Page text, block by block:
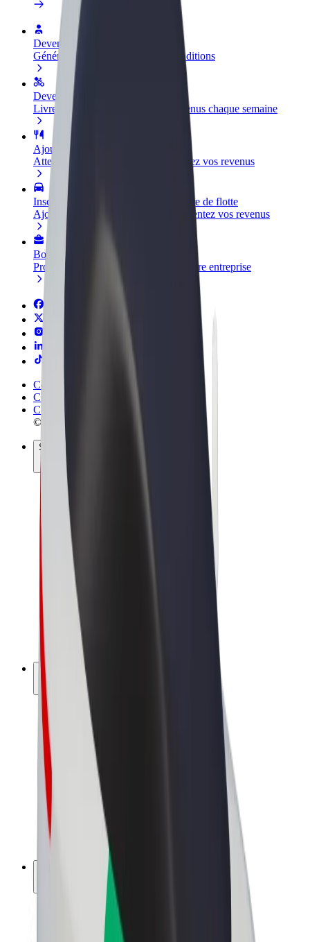
Devenir partenaire chauffeur
Générez des revenus selon vos conditions
Devenir livreur
Livrez des repas et générez des revenus chaque semaine
Ajouter un restaurant ou un magasin
Atteignez plus de clients et augmentez vos revenus
Inscrivez-vous en tant que propriétaire de flotte
Ajoutez votre flotte sur Bolt et augmentez vos revenus
Bolt for Business
Produits et services Bolt adaptés à votre entreprise
Conditions générales
Confidentialité
Cookies
© 2026 Bolt Technology OÜ
Services
Trajets
Trottinettes électriques
Bolt Market
Bolt Food
Bolt Drive
Bolt for Business
Vélos électriques
Bolt Plus
Générez des revenus avec Bolt
Chauffeur
Revenus du chauffeur
Revenus du livreur
Commerçants Bolt Food
Rejoignez-nous
À propos de Bolt